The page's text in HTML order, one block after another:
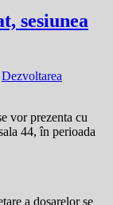
sesiunea
Dezvoltarea
vor prezenta cu
44, în perioada
a dosarelor se